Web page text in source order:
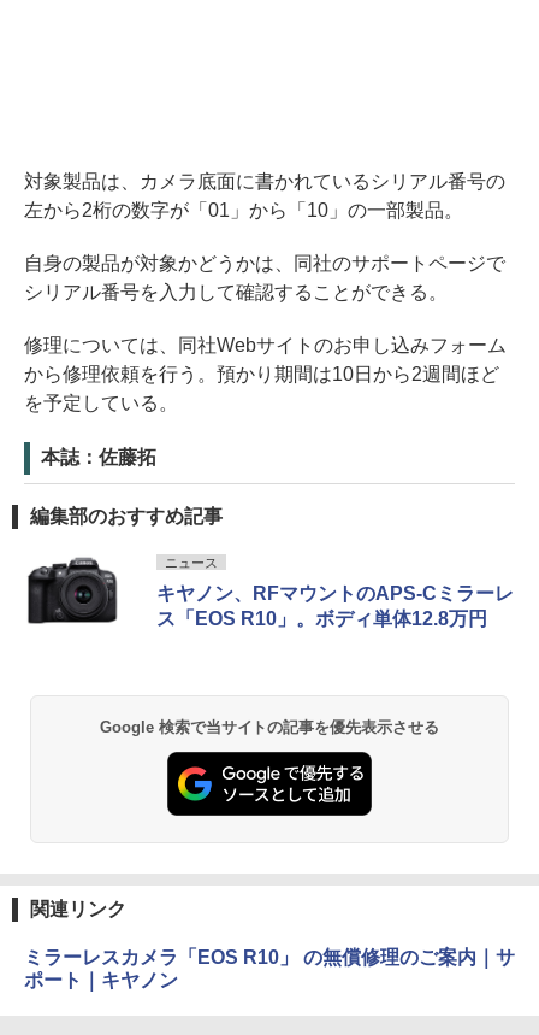
対象製品は、カメラ底面に書かれているシリアル番号の
左から2桁の数字が「01」から「10」の一部製品。
自身の製品が対象かどうかは、同社のサポートページで
シリアル番号を入力して確認することができる。
修理については、同社Webサイトのお申し込みフォーム
から修理依頼を行う。預かり期間は10日から2週間ほど
を予定している。
本誌：佐藤拓
編集部のおすすめ記事
ニュース
キヤノン、RFマウントのAPS-Cミラーレ
ス「EOS R10」。ボディ単体12.8万円
Google 検索で当サイトの記事を優先表示させる
関連リンク
ミラーレスカメラ「EOS R10」 の無償修理のご案内｜サ
ポート｜キヤノン